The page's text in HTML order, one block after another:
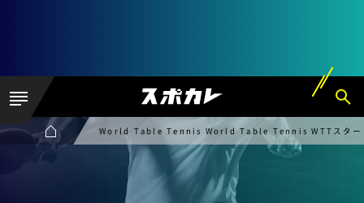
World Table Tennis World Table Tennis WTTスター